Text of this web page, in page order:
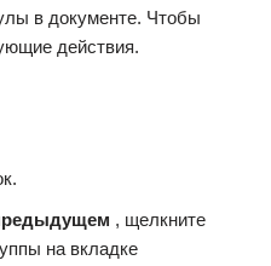
в документе. Чтобы
действия.
, щелкните
на вкладке